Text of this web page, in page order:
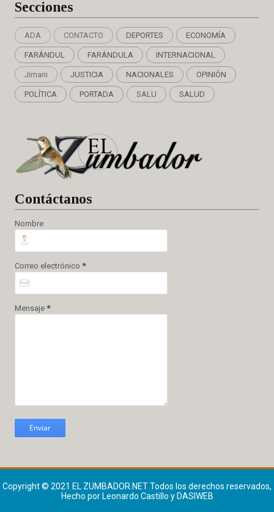
Secciones
ADA CONTACTO DEPORTES ECONOMÍA
FARÁNDUL FARÁNDULA INTERNACIONAL
Jimani JUSTICIA NACIONALES OPINIÓN
POLÍTICA PORTADA SALU SALUD
Contáctanos
Nombre
Correo electrónico *
Mensaje *
Copyright © 2021 EL ZUMBADOR.NETTodos los derechos reservados,
Hecho por Leonardo Castillo y DASIWEB